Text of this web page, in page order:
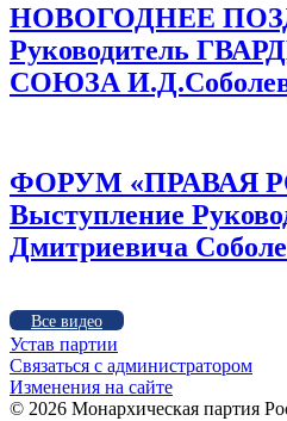
НОВОГОДНЕЕ
Руководитель
СОЮЗА
ФОРУМ «ПРАВАЯ
Выступление
Дмитриевича
Все видео
Устав партии
Связаться с администратором
Изменения на сайте
© 2026 Монархическая партия